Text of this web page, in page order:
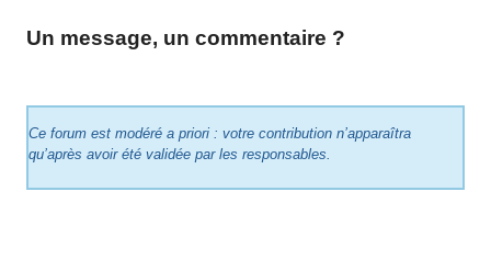
Un message, un commentaire ?
Ce forum est modéré a priori : votre contribution n’apparaîtra
qu’après avoir été validée par les responsables.